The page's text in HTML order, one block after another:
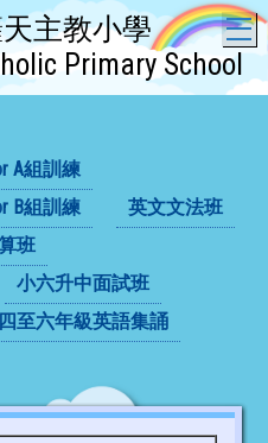
主教小學
Primary School
A組訓練
B組訓練
英文文法班
班
小六升中面試班
四至六年級英語集誦